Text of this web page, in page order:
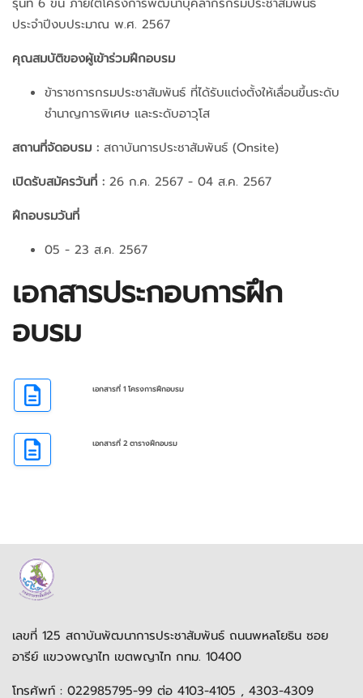
ประจำปีงบประมาณ พ.ศ. 2567
คุณสมบัติของผู้เข้าร่วมฝึกอบรม
ข้าราชการกรมประชาสัมพันธ์ ที่ได้รับแต่งตั้งให้เลื่อนขึ้นระดับ
ชำนาญการพิเศษ และระดับอาวุโส
สถานที่จัดอบรม : สถาบันการประชาสัมพันธ์ (Onsite)
เปิดรับสมัครวันที่ : 26 ก.ค. 2567 - 04 ส.ค. 2567
ฝึกอบรมวันที่
05 - 23 ส.ค. 2567
เอกสารประกอบการฝึก
อบรม
เอกสารที่ 1 โครงการฝึกอบรม
เอกสารที่ 2 ตารางฝึกอบรม
เลขที่ 125 สถาบันพัฒนาการประชาสัมพันธ์ ถนนพหลโยธิน ซอย
อารีย์ แขวงพญาไท เขตพญาไท กทม. 10400
โทรศัพท์ : 022985795-99 ต่อ 4103-4105 , 4303-4309